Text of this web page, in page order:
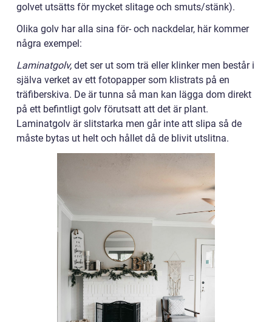
golvet utsätts för mycket slitage och smuts/stänk).
Olika golv har alla sina för- och nackdelar, här kommer
några exempel:
Laminatgolv, det ser ut som trä eller klinker men består i
själva verket av ett fotopapper som klistrats på en
träfiberskiva. De är tunna så man kan lägga dom direkt
på ett befintligt golv förutsatt att det är plant.
Laminatgolv är slitstarka men går inte att slipa så de
måste bytas ut helt och hållet då de blivit utslitna.